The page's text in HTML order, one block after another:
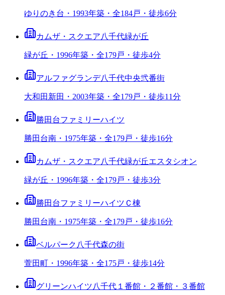
ゆりのき台・1993年築・全184戸・徒歩6分
カムザ・スクエア八千代緑が丘
緑が丘・1996年築・全179戸・徒歩4分
アルファグランデ八千代中央弐番街
大和田新田・2003年築・全179戸・徒歩11分
勝田台ファミリーハイツ
勝田台南・1975年築・全179戸・徒歩16分
カムザ・スクエア八千代緑が丘エスタシオン
緑が丘・1996年築・全179戸・徒歩3分
勝田台ファミリーハイツＣ棟
勝田台南・1975年築・全179戸・徒歩16分
ベルパーク八千代森の街
萱田町・1996年築・全175戸・徒歩14分
グリーンハイツ八千代１番館・２番館・３番館